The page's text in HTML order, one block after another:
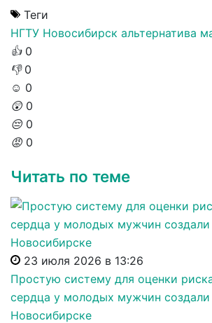
Теги
НГТУ Новосибирск альтернатива
👍 0
👎 0
☺️ 0
😲 0
😔 0
😡 0
Читать по теме
23 июля 2026 в 13:26
Простую систему для оценки
сердца у молодых мужчин создали
Новосибирске